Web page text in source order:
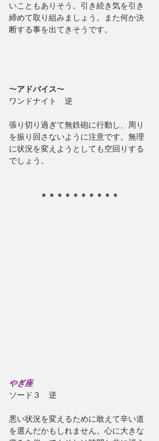
いこともありそう。引き続き気を引き
締めて取り組みましょう。また何か決
断する事を出てきそうです。
〜アドバイス〜
ワンドナイト　逆
張り切り過ぎて無鉄砲に行動し、周り
を振り回さないように注意です。無理
に状況を変えようとしても空回りする
でしょう。
＊＊＊＊＊＊＊＊＊＊
やぎ座
ソード３　逆
悪い状況を変えるために敢えて辛い道
を選んだかもしれません。心に大きな